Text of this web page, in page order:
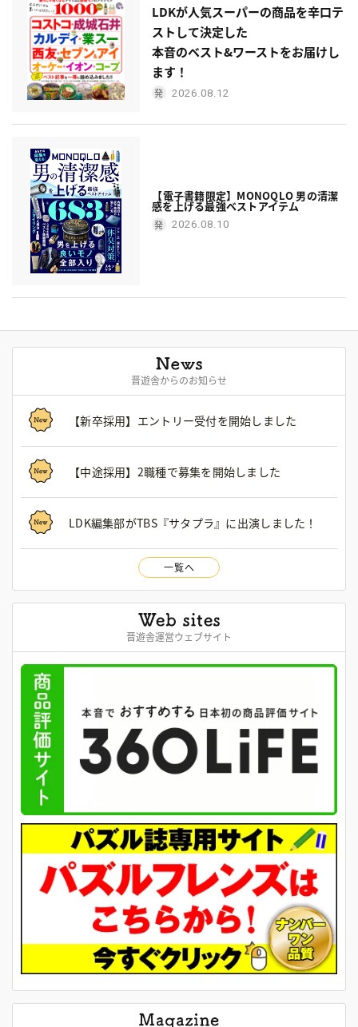
LDKが人気スーパーの商品を辛口テ
ストして決定した
本音のベスト&ワーストをお届けし
ます！
2026.08.12
【電子書籍限定】MONOQLO 男の清潔
感を上げる最強ベストアイテム
2026.08.10
晋遊舎からのお知らせ
【新卒採用】エントリー受付を開始しました
【中途採用】2職種で募集を開始しました
LDK編集部がTBS『サタプラ』に出演しました！
一覧へ
晋遊舎運営ウェブサイト